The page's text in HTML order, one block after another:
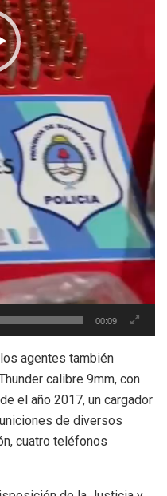
00:09
agentes también
calibre 9mm, con
el año 2017, un cargador
de diversos
cuatro teléfonos